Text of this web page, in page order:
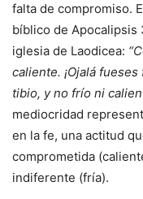
falta de compromiso.
bíblico de Apocalipsis
iglesia de Laodicea:
caliente. ¡Ojalá
tibio, y no frío ni
mediocridad
en la fe, una actitud
comprometida
indiferente (fría).